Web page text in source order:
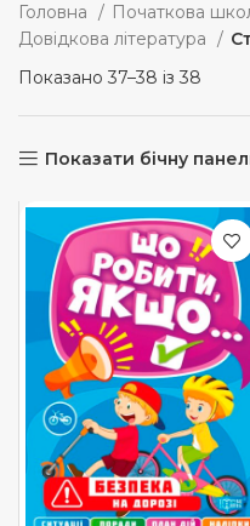
Головна
Початкова
Довідкова література
Показано 37–38 із 38
Показати бічну